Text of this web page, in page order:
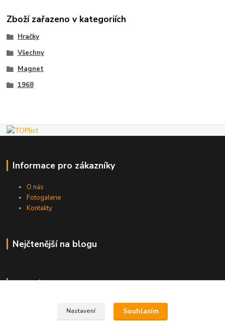
Zboží zařazeno v kategoriích
Hračky
Všechny
Magnet
1968
Informace pro zákazníky
O nás
Fotogalerie
Kontakty
Nejčtenější na blogu
Kde nás najdete
Nastavení Souhlasím